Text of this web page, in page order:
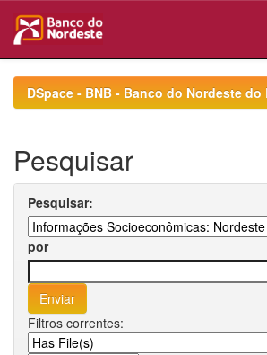
navigationDSpace - BNB - Banco do Nordeste do
Pesquisar
Pesquisar:
por
Filtros correntes: